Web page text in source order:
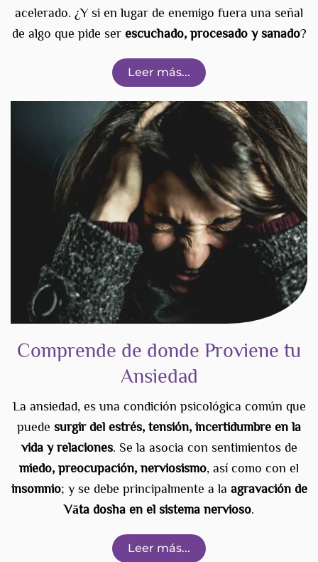
acelerado. ¿Y si en lugar de enemigo fuera una señal
de algo que pide serescuchado, procesado y sanado?
Leer más...
Comprende de donde Proviene tu
Ansiedad
La ansiedad, es una condición psicológica común que
puede surgir del estrés, tensión, incertidumbre en la
vida y relaciones. Se la asocia con sentimientos de
miedo, preocupación, nerviosismo, así como con el
insomnio; y se debe principalmente a la agravación de
Vāta dosha en el sistema nervioso.
Leer más...